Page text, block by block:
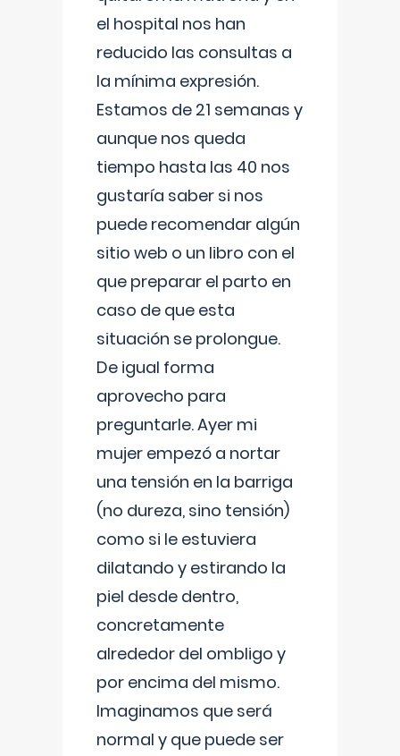
el hospital nos han
reducido las consultas a
la mínima expresión.
Estamos de 21 semanas y
aunque nos queda
tiempo hasta las 40 nos
gustaría saber si nos
puede recomendar algún
sitio web o un libro con el
que preparar el parto en
caso de que esta
situación se prolongue.
De igual forma
aprovecho para
preguntarle. Ayer mi
mujer empezó a nortar
una tensión en la barriga
(no dureza, sino tensión)
como si le estuviera
dilatando y estirando la
piel desde dentro,
concretamente
alrededor del ombligo y
por encima del mismo.
Imaginamos que será
normal y que puede ser